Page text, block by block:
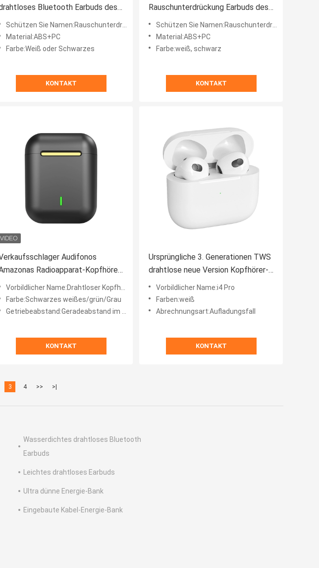
Bluetooth Earbuds des
Anzeigen-Sport-BT5.0
Schützen Sie Namen:Rauschunterdrückung drahtloses Bluetooth Earbuds
Material:ABS+PC
Farbe:Weiß oder Schwarzes
KONTAKT
Rauschunterdrückung Earbuds des
Druck-Sensor-TWS Air3 JL
Schützen Sie Namen:Rauschunterdrückung drahtloses Bluetooth Earbuds
Material:ABS+PC
Farbe:weiß, schwarz
KONTAKT
Audifonos
Radioapparat-Kopfhörer
2021 BTs 5,0 Earbuds J18 Tws in
Ohr-Universalität freihändiges
ODM
Vorbildlicher Name:Drahtloser Kopfhörer J18
Farbe:Schwarzes weißes/grün/Grau
Getriebeabstand:Geradeabstand im Freien 10-15 Meter
KONTAKT
Ursprüngliche 3. Generationen TWS
drahtlose neue Version Kopfhörer-
Audiokopfhörer GPSs Earbuds Luft-
Pro3 4 Kopfhörer
Vorbildlicher Name:i4 Pro
Farben:weiß
Abrechnungsart:Aufladungsfall
KONTAKT
3 4 >> >|
Wasserdichtes drahtloses Bluetooth
Earbuds
Leichtes drahtloses Earbuds
Ultra dünne Energie-Bank
Eingebaute Kabel-Energie-Bank